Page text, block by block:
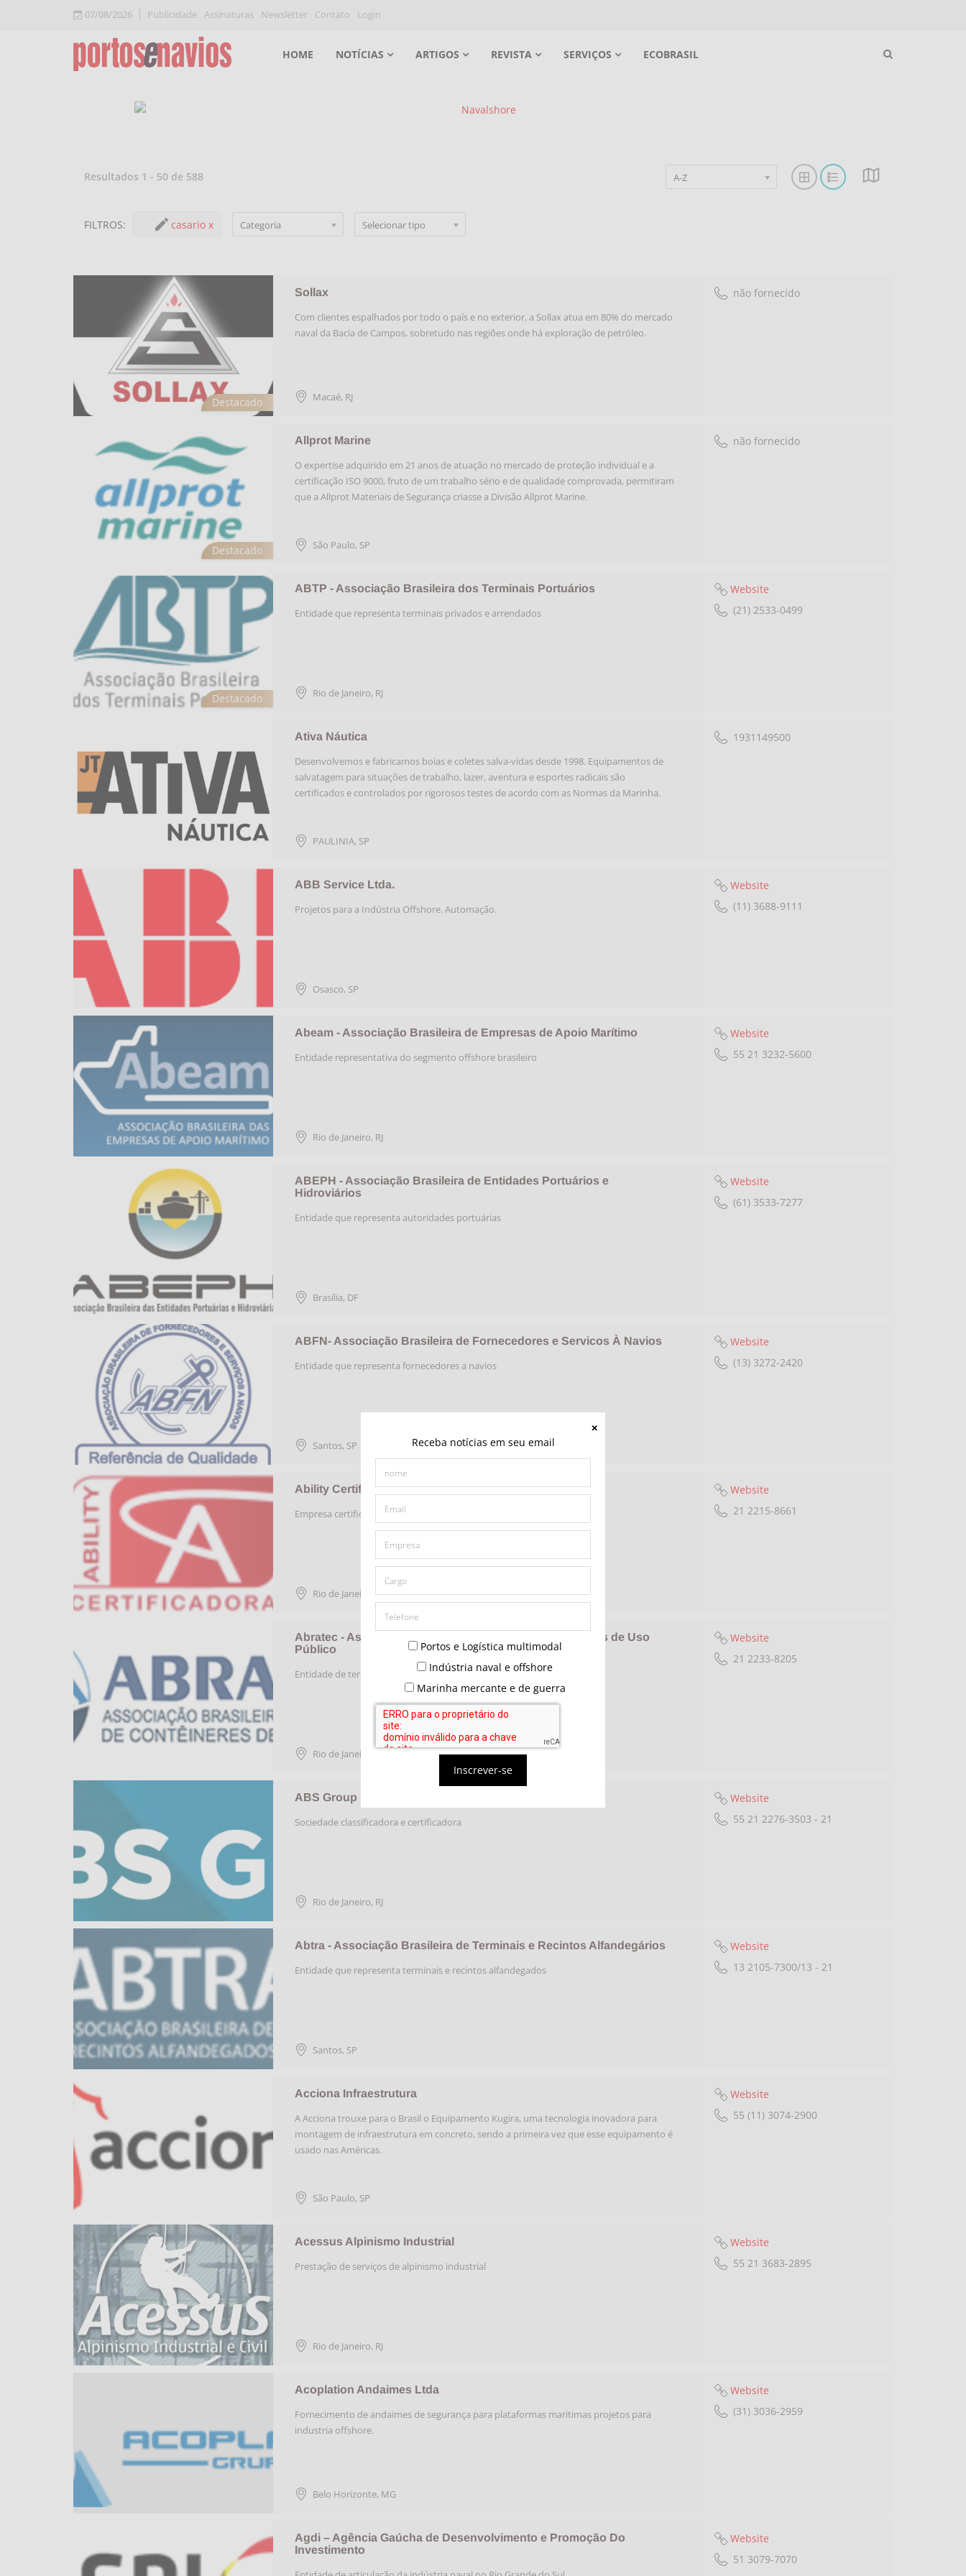
Receba notícias em seu email
Portos e Logística multimodal
Indústria naval e offshore
Marinha mercante e de guerra
Inscrever-se
07/08/2026 Publicidade Assinaturas Newsletter Contato Login
HOME NOTÍCIAS ARTIGOS REVISTA SERVIÇOS ECOBRASIL
Resultados 1 - 50 de 588 A-Z
FILTROS: casario x Categoria Selecionar tipo
Destacado
Sollax
Com clientes espalhados por todo o país e no exterior, a Sollax atua em 80% do mercado
naval da Bacia de Campos, sobretudo nas regiões onde há exploração de petróleo.
Macaé, RJ
não fornecido
Destacado
Allprot Marine
O expertise adquirido em 21 anos de atuação no mercado de proteção individual e a
certificação ISO 9000, fruto de um trabalho sério e de qualidade comprovada, permitiram
que a Allprot Materiais de Segurança criasse a Divisão Allprot Marine.
São Paulo, SP
não fornecido
Destacado
ABTP - Associação Brasileira dos Terminais Portuários
Entidade que representa terminais privados e arrendados
Rio de Janeiro, RJ
Website
(21) 2533-0499
Ativa Náutica
Desenvolvemos e fabricamos boias e coletes salva-vidas desde 1998. Equipamentos de
salvatagem para situações de trabalho, lazer, aventura e esportes radicais são
certificados e controlados por rigorosos testes de acordo com as Normas da Marinha.
PAULINIA, SP
1931149500
ABB Service Ltda.
Projetos para a Indústria Offshore. Automação.
Osasco, SP
Website
(11) 3688-9111
Abeam - Associação Brasileira de Empresas de Apoio Marítimo
Entidade representativa do segmento offshore brasileiro
Rio de Janeiro, RJ
Website
55 21 3232-5600
ABEPH - Associação Brasileira de Entidades Portuários e
Hidroviários
Entidade que representa autoridades portuárias
Brasília, DF
Website
(61) 3533-7277
ABFN- Associação Brasileira de Fornecedores e Servicos À Navios
Entidade que representa fornecedores a navios
Santos, SP
Website
(13) 3272-2420
Ability Certificadora
Empresa certificadora
Rio de Janeiro RJ
Website
21 2215-8661
Abratec - Associação Brasileira Terminais de Contêineres de Uso
Público
Entidade de terminais de contêineres
Rio de Janeiro
Website
21 2233-8205
ABS Group
Sociedade classificadora e certificadora
Rio de Janeiro, RJ
Website
55 21 2276-3503 - 21
Abtra - Associação Brasileira de Terminais e Recintos Alfandegários
Entidade que representa terminais e recintos alfandegados
Santos, SP
Website
13 2105-7300/13 - 21
Acciona Infraestrutura
A Acciona trouxe para o Brasil o Equipamento Kugira, uma tecnologia inovadora para
montagem de infraestrutura em concreto, sendo a primeira vez que esse equipamento é
usado nas Américas.
São Paulo, SP
Website
55 (11) 3074-2900
Acessus Alpinismo Industrial
Prestação de serviços de alpinismo industrial
Rio de Janeiro, RJ
Website
55 21 3683-2895
Acoplation Andaimes Ltda
Fornecimento de andaimes de segurança para plataformas maritimas projetos para
industria offshore.
Belo Horizonte, MG
Website
(31) 3036-2959
Agdi – Agência Gaúcha de Desenvolvimento e Promoção Do
Investimento
Website
51 3079-7070